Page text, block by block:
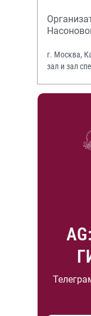
г. Москва,
зал и зал